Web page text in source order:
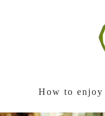
How to enjoy